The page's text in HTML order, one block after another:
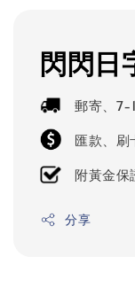
閃閃日
郵寄、7-
匯款、刷
附黃金保
分享